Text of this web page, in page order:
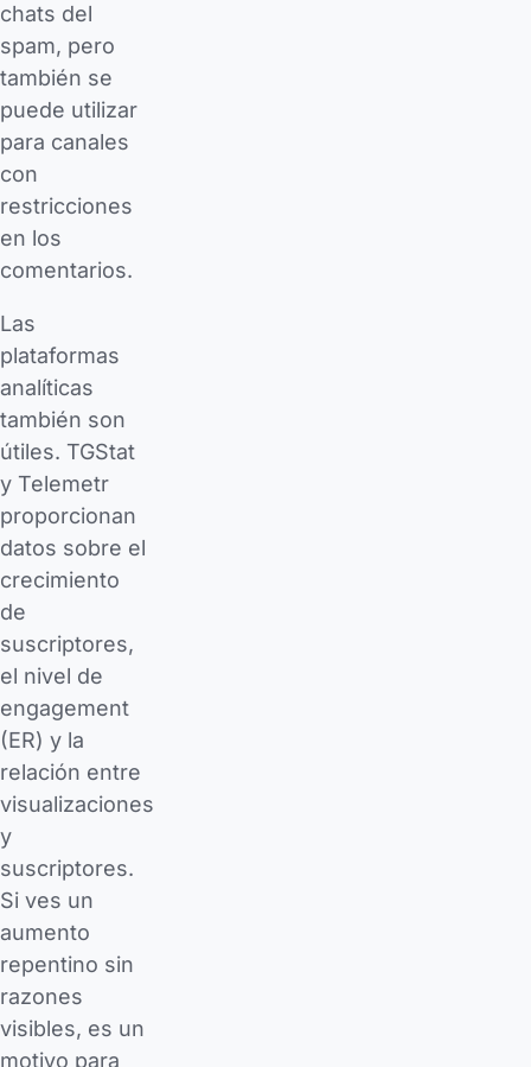
chats del
spam, pero
también se
puede utilizar
para canales
con
restricciones
en los
comentarios.
Las
plataformas
analíticas
también son
útiles. TGStat
y Telemetr
proporcionan
datos sobre el
crecimiento
de
suscriptores,
el nivel de
engagement
(ER) y la
relación entre
visualizaciones
y
suscriptores.
Si ves un
aumento
repentino sin
razones
visibles, es un
motivo para